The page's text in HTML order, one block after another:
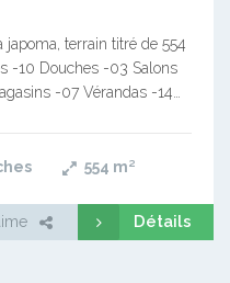
terrain titré de 554
-10 Douches -03 Salons
-07 Vérandas -14…
554 m²
Détails